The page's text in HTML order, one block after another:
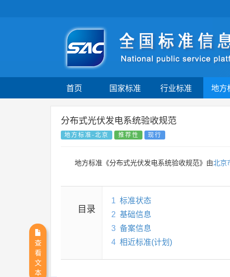
首页 国家标准 行业标准 地方
分布式光伏发电系统验收规范
地方标准-北京 推荐性 现行
地方标准《分布式光伏发电系统验收规范》由北京
目录
1 标准状态
2 基础信息
3 备案信息
4 相近标准(计划)
查
看
文
本